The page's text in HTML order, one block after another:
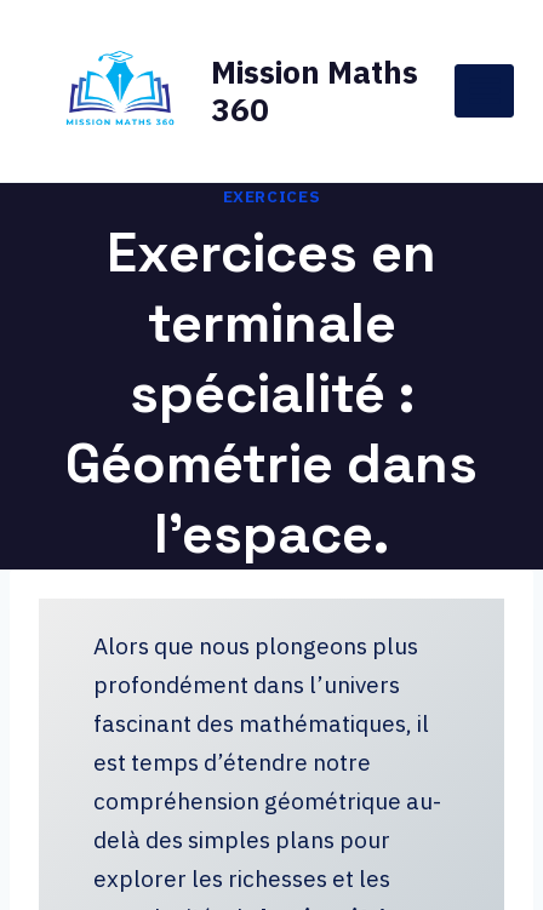
contenu
Mission Maths
360
EXERCICES
Exercices en
terminale
spécialité :
Géométrie dans
l’espace.
Alors que nous plongeons plus
profondément dans l’univers
fascinant des mathématiques, il
est temps d’étendre notre
compréhension géométrique au-
delà des simples plans pour
explorer les richesses et les